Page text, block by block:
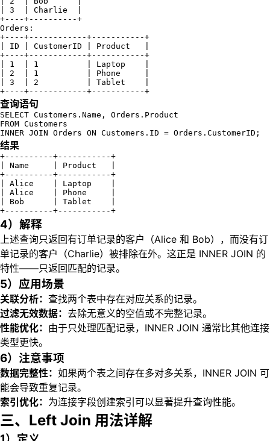
| 3  | Charlie  |
+----+----------+
Orders:
+----+------------+-----------+
| ID | CustomerID | Product   |
+----+------------+-----------+
| 1  | 1          | Laptop    |
| 2  | 1          | Phone     |
| 3  | 2          | Tablet    |
+----+------------+-----------+
查询语句
SELECT Customers.Name, Orders.Product
FROM Customers
INNER JOIN Orders ON Customers.ID = Orders.CustomerID;
结果
+----------+-----------+
| Name     | Product   |
+----------+-----------+
| Alice    | Laptop    |
| Alice    | Phone     |
| Bob      | Tablet    |
+----------+-----------+
4）解释
上述查询只返回有订单记录的客户（Alice 和 Bob），而没有订
单记录的客户（Charlie）被排除在外。这正是 INNER JOIN 的
特性——只返回匹配的记录。
5）应用场景
关联分析： 查找两个表中存在对应关系的记录。
过滤无效数据： 去除无意义的空值或不完整记录。
性能优化： 由于只处理匹配记录，INNER JOIN 通常比其他连接
类型更快。
6）注意事项
数据完整性： 如果两个表之间存在多对多关系，INNER JOIN 可
能会导致重复记录。
索引优化： 为连接字段创建索引可以显著提升查询性能。
三、Left Join 用法详解